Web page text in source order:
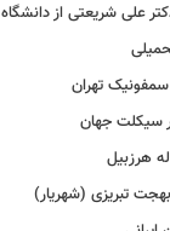
علی شریعتی از دانشگاه
تهران
سیکلت جهان
تبریزی (شهریار)